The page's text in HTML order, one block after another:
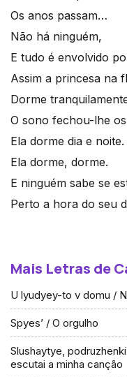
Os anos passam…
Não há ninguém,
E tudo é envolvido
Assim a princesa na
Dorme
O sono fechou-lhe
Ela dorme dia e noite.
Ela dorme, dorme.
E ninguém sabe se
Perto a hora do seu
Mais Letras de
U lyudyey-to v domu /
Spyes’ / O orgulho
Slushaytye,
escutai a minha canção